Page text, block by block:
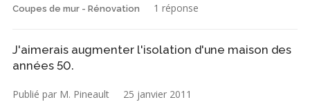
Coupes de mur - Rénovation 1 réponse
J'aimerais augmenter l'isolation d'une maison des
années 50.
Publié par M. Pineault 25 janvier 2011